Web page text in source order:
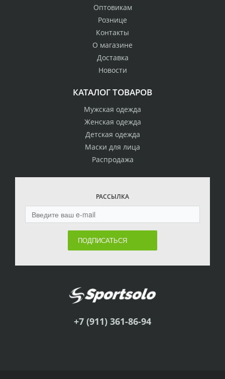
Оптовикам
Рознице
Контакты
О магазине
Доставка
Новости
КАТАЛОГ ТОВАРОВ
Мужская одежда
Женская одежда
Детская одежда
Маски для лица
Распродажа
РАССЫЛКА
ПОДПИСАТЬСЯ
+7 (911) 361-86-94